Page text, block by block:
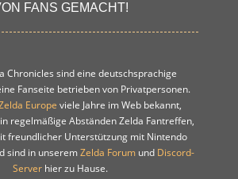
FANS GEMACHT!
Chronicles sind eine deutschsprachige
Fanseite betrieben von Privatpersonen.
Europe viele Jahre im Web bekannt,
regelmäßige Abständen Zelda Fantreffen,
freundlicher Unterstützung mit Nintendo
sind in unseremZelda Forum und Discord-
Server hier zu Hause.